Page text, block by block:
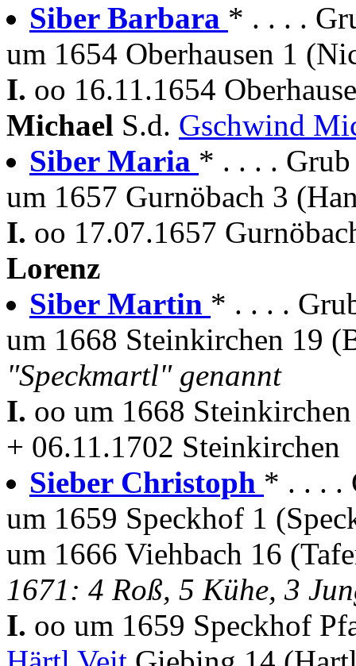
Siber Barbara * . . . .
um 1654 Oberhausen 1
I. oo 16.11.1654
Michael S.d. Gschwind
Siber Maria * . . . . Grub
um 1657 Gurnöbach 3
I. oo 17.07.1657
Lorenz
Siber Martin * . . . .
um 1668 Steinkirchen 19
"Speckmartl" genannt
I. oo um 1668
+ 06.11.1702 Steinkirchen
Sieber Christoph * . . . .
um 1659 Speckhof 1
um 1666 Viehbach 16
1671: 4 Roß, 5 Kühe, 3
I. oo um 1659 Speckhof